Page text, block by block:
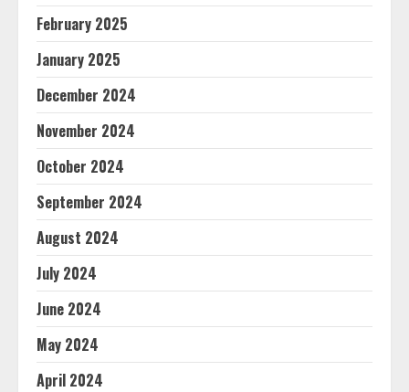
February 2025
January 2025
December 2024
November 2024
October 2024
September 2024
August 2024
July 2024
June 2024
May 2024
April 2024